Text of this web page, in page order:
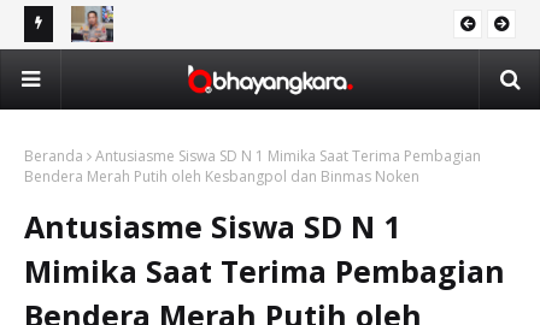
Wakapolresta Balikpapan: Tidak Ada Kompromi bagi Pelaku
Kejahatan Narkotika
47
Beranda
Antusiasme Siswa SD N 1 Mimika Saat Terima Pembagian
Bendera Merah Putih oleh Kesbangpol dan Binmas Noken
Antusiasme Siswa SD N 1
Mimika Saat Terima Pembagian
Bendera Merah Putih oleh